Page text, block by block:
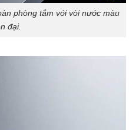
phòng tắm với vòi nước màu
đại.